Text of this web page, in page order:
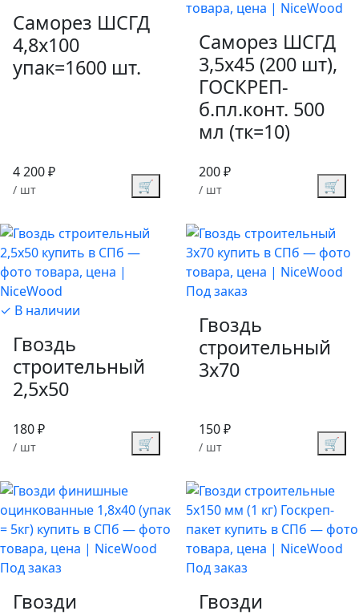
Саморез ШСГД
4,8х100
упак=1600 шт.
4 200 ₽
/ шт 🛒
Саморез ШСГД
3,5х45 (200 шт),
ГОСКРЕП-
б.пл.конт. 500
мл (тк=10)
200 ₽
/ шт 🛒
✓ В наличии
Гвоздь
строительный
2,5х50
180 ₽
/ шт 🛒
Под заказ
Гвоздь
строительный
3х70
150 ₽
/ шт 🛒
Под заказ
Гвозди
Под заказ
Гвозди